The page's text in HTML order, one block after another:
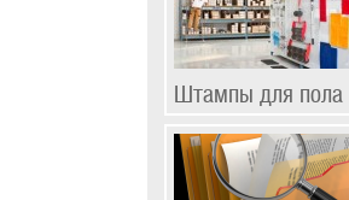
Штампы для пола